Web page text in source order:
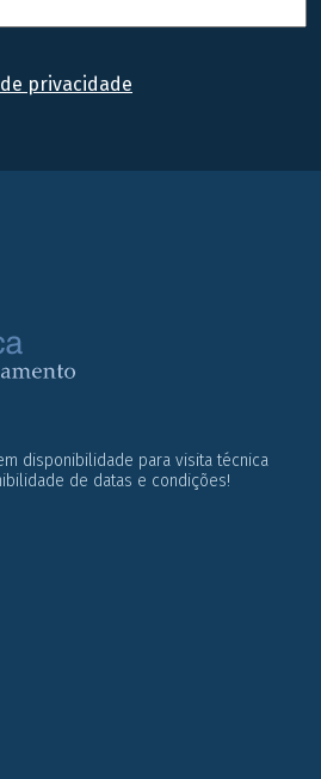
privacidade
disponibilidade para visita técnica
de datas e condições!